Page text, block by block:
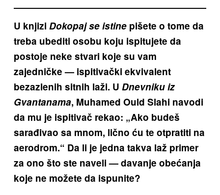
U knjizi Dokopaj se istine pišete o tome da
treba ubediti osobu koju ispitujete da
postoje neke stvari koje su vam
zajedničke — ispitivački ekvivalent
bezazlenih sitnih laži. U Dnevniku iz
Gvantanama, Muhamed Ould Slahi navodi
da mu je ispitivač rekao: „Ako budeš
sarađivao sa mnom, lično ću te otpratiti na
aerodrom.“ Da li je jedna takva laž primer
za ono što ste naveli — davanje obećanja
koje ne možete da ispunite?